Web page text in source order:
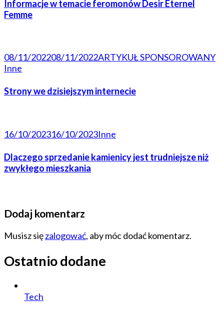
Informacje w temacie feromonów Desir Eternel
Femme
08/11/202208/11/2022ARTYKUŁ SPONSOROWANY
Inne
Strony we dzisiejszym internecie
16/10/202316/10/2023Inne
Dlaczego sprzedanie kamienicy jest trudniejsze niż
zwykłego mieszkania
Dodaj komentarz
Musisz sięzalogować, aby móc dodać komentarz.
Ostatnio dodane
Tech